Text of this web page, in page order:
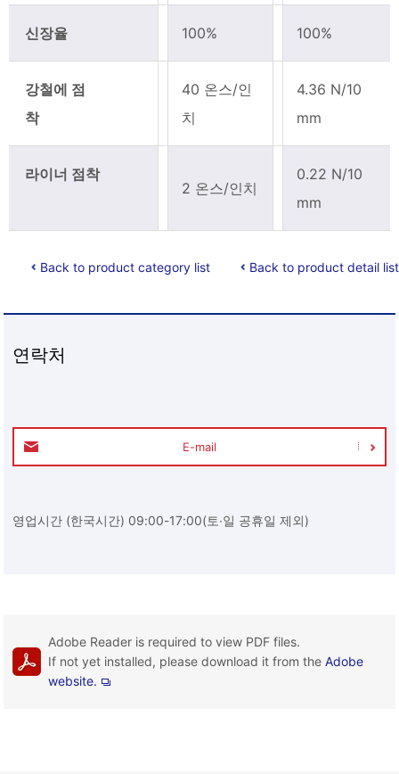
신장율 100% 100%
강철에 점
착
40 온스/인
치
4.36 N/10
mm
라이너 점착
2 온스/인치
0.22 N/10
mm
Back to product category list Back to product detail list
연락처
E-mail
영업시간 (한국시간) 09:00-17:00(토∙일 공휴일 제외)
Adobe Reader is required to view PDF files.
If not yet installed, please download it from theAdobe
website.